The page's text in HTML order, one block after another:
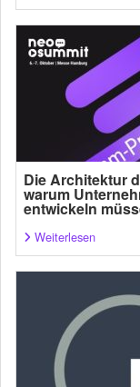
Die Architektur
warum
entwickeln
Weiterlesen